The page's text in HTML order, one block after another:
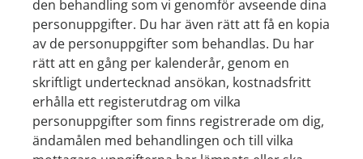
den behandling som vi genomför avseende dina
personuppgifter. Du har även rätt att få en kopia
av de personuppgifter som behandlas. Du har
rätt att en gång per kalenderår, genom en
skriftligt undertecknad ansökan, kostnadsfritt
erhålla ett registerutdrag om vilka
personuppgifter som finns registrerade om dig,
ändamålen med behandlingen och till vilka